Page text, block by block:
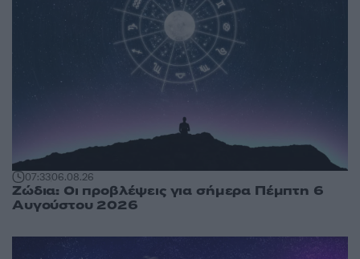
07:3306.08.26
Ζώδια: Οι προβλέψεις για σήμερα Πέμπτη 6
Αυγούστου 2026